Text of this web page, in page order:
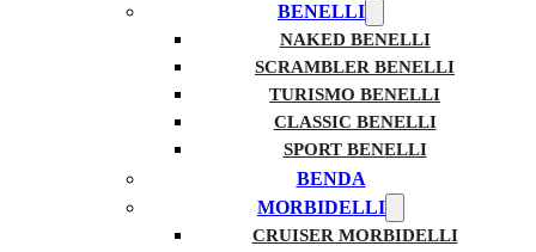
BENELLI
NAKED BENELLI
SCRAMBLER BENELLI
TURISMO BENELLI
CLASSIC BENELLI
SPORT BENELLI
BENDA
MORBIDELLI
CRUISER MORBIDELLI